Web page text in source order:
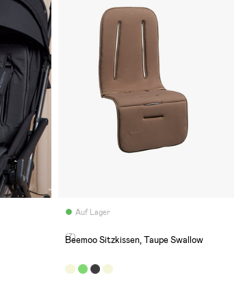
Auf Lager
(7)
Beemoo Sitzkissen, Taupe Swallow